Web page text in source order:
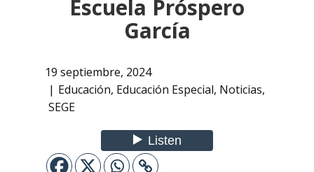
Escuela Próspero
García
19 septiembre, 2024
Educación, Educación Especial, Noticias,
SEGE